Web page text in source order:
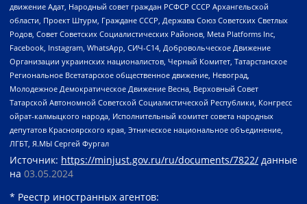
движение Адат, Народный совет граждан РСФСР СССР Архангельской
области, Проект Штурм, Граждане СССР, Держава Союз Советских Светлых
Родов, Совет Советских Социалистических Районов, Meta Platforms Inc,
Facebook, Instagram, WhatsApp, СИЧ-С14, Добровольческое Движение
Организации украинских националистов, Черный Комитет, Татарстанское
Региональное Всетатарское общественное движение, Невоград,
Молодежное Демократическое Движение Весна, Верховный Совет
Татарской Автономной Советской Социалистической Республики, Конгресс
ойрат-калмыцкого народа, Исполнительный комитет совета народных
депутатов Красноярского края, Этническое национальное объединение,
ЛГБТ, Я.МЫ Сергей Фургал
Источник: https://minjust.gov.ru/ru/documents/7822/ данные
на 03.05.2024
* Реестр иностранных агентов: